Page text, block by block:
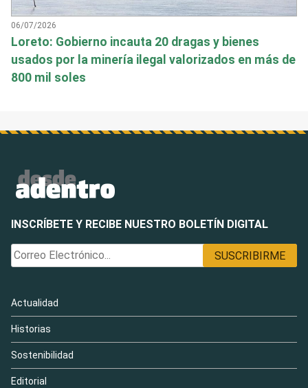
06/07/2026
Loreto: Gobierno incauta 20 dragas y bienes
usados por la minería ilegal valorizados en más de
800 mil soles
INSCRÍBETE Y RECIBE NUESTRO BOLETÍN DIGITAL
Actualidad
Historias
Sostenibilidad
Editorial